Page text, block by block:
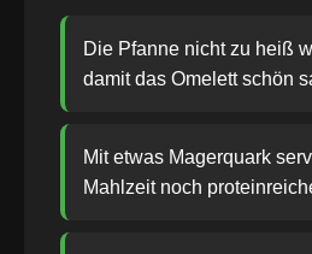
Die Pfanne nicht zu heiß
damit das Omelett schön
Mit etwas Magerquark
Mahlzeit noch